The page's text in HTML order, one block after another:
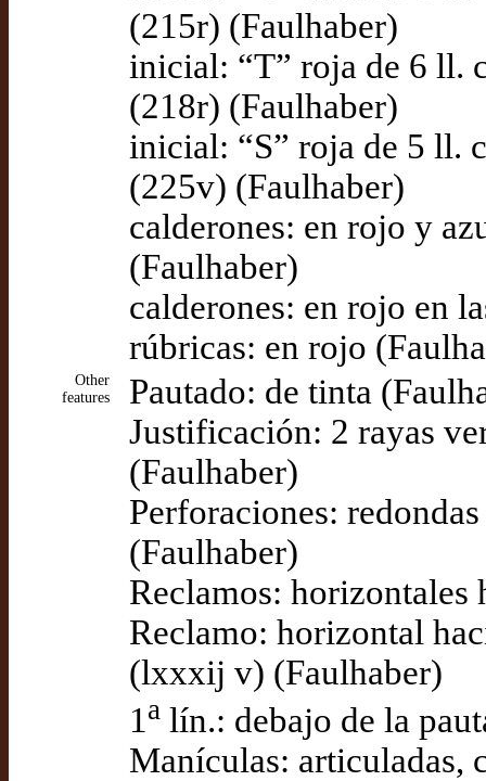
(215r) (Faulhaber)
inicial: “T” roja de 6 ll.
(218r) (Faulhaber)
inicial: “S” roja de 5 ll.
(225v) (Faulhaber)
calderones: en rojo y
(Faulhaber)
calderones: en rojo en
rúbricas: en rojo
Other
features
Pautado: de tinta
Justificación: 2 rayas
(Faulhaber)
Perforaciones:
(Faulhaber)
Reclamos: horizontales
Reclamo: horizontal
(lxxxij v) (Faulhaber)
1 a lín.: debajo de la
Manículas: articuladas,